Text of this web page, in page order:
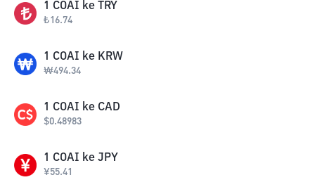
1 COAI ke TRY
₺16.74
1 COAI ke KRW
₩494.34
1 COAI ke CAD
$0.48983
1 COAI ke JPY
¥55.41